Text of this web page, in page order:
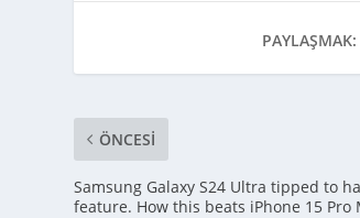
PAYLAŞMAK:
ÖNCESI
Samsung Galaxy S24 Ultra tipped to
feature. How this beats iPhone 15 Pro